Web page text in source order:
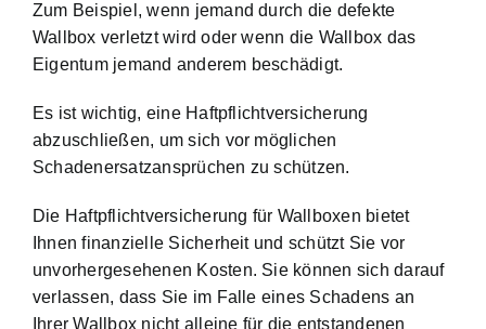
Zum Beispiel, wenn jemand durch die defekte
Wallbox verletzt wird oder wenn die Wallbox das
Eigentum jemand anderem beschädigt.
Es ist wichtig, eine Haftpflichtversicherung
abzuschließen, um sich vor möglichen
Schadenersatzansprüchen zu schützen.
Die Haftpflichtversicherung für Wallboxen bietet
Ihnen finanzielle Sicherheit und schützt Sie vor
unvorhergesehenen Kosten. Sie können sich darauf
verlassen, dass Sie im Falle eines Schadens an
Ihrer Wallbox nicht alleine für die entstandenen